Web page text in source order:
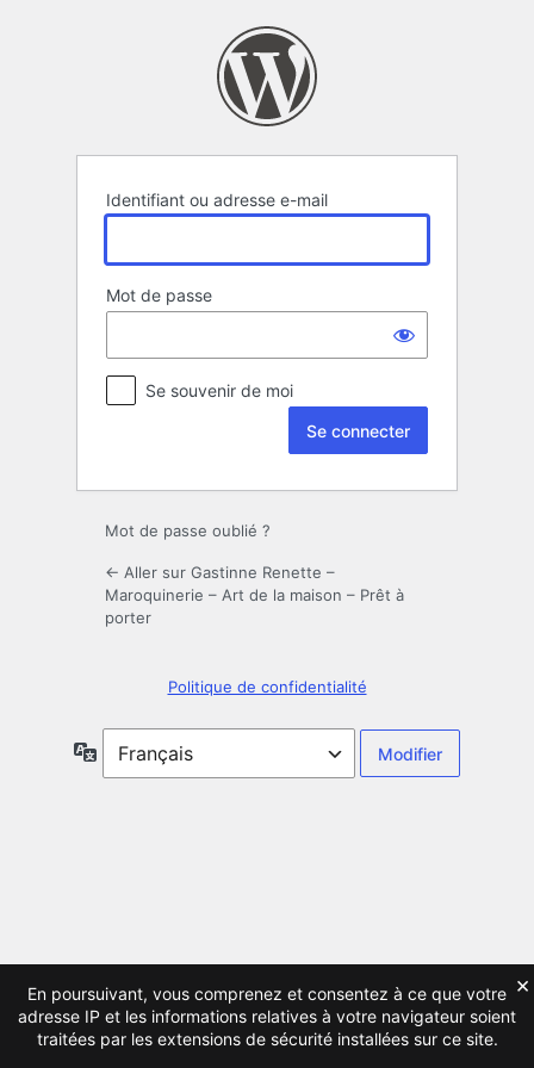
Identifiant ou adresse e-mail
Mot de passe
Se souvenir de moi
Mot de passe oublié ?
← Aller sur Gastinne Renette –
Maroquinerie – Art de la maison – Prêt à
porter
Politique de confidentialité
Langue
En poursuivant, vous comprenez et consentez à ce que votre
adresse IP et les informations relatives à votre navigateur soient
traitées par les extensions de sécurité installées sur ce site.
×